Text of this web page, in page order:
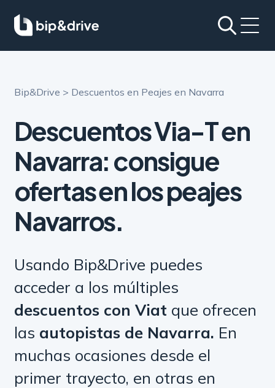
Bip&Drive > Descuentos en Peajes en Navarra
Descuentos Via-T en
Navarra: consigue
ofertas en los peajes
Navarros.
Usando Bip&Drive puedes
acceder a los múltiples
descuentos con Viat que ofrecen
las autopistas de Navarra. En
muchas ocasiones desde el
primer trayecto, en otras en